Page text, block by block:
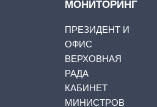
МОНИТОРИНГ
ПРЕЗИДЕНТ И
ОФИС
ВЕРХОВНАЯ
РАДА
КАБИНЕТ
МИНИСТРОВ